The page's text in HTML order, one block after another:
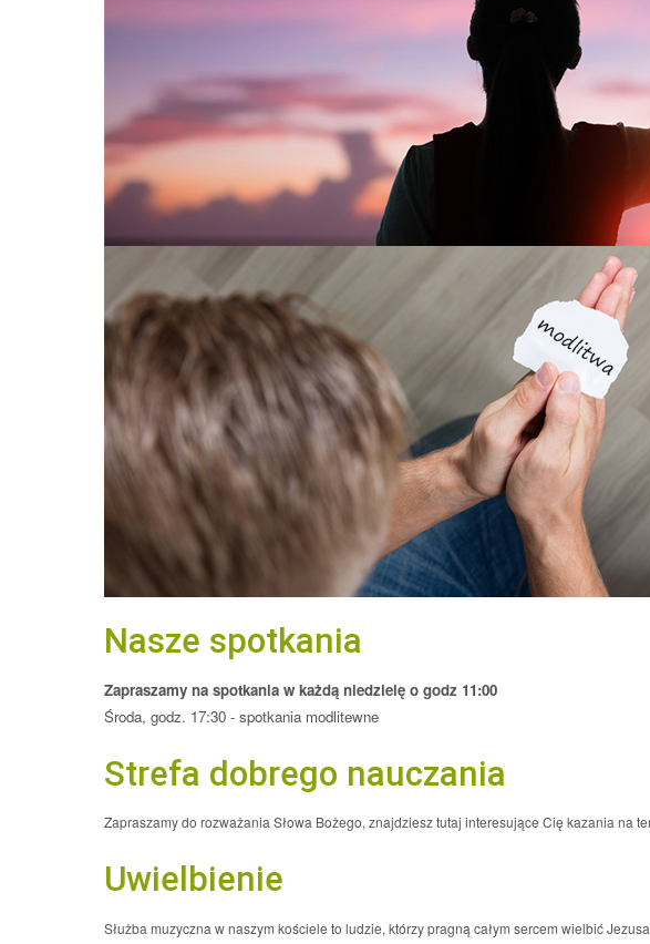
Nasze spotkania
Zapraszamy na spotkania w każdą niedzielę o godz 11:00
Środa, godz. 17:30 - spotkania modlitewne
Strefa dobrego nauczania
Zapraszamy do rozważania Słowa Bożego, znajdziesz tutaj interesujące Cię kazania na
Uwielbienie
Służba muzyczna w naszym kościele to ludzie, którzy pragną całym sercem wielbić